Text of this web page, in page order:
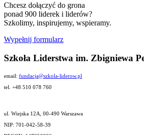
Chcesz dołączyć do grona
ponad 900 liderek i liderów?
Szkolimy, inspirujemy, wspieramy.
Wypełnij formularz
Szkoła Liderstwa im. Zbigniewa
email: fundacja@szkola-liderow.pl
tel. +48 510 078 760
ul. Wiejska 12A, 00-490 Warszawa
NIP: 701-042-58-39